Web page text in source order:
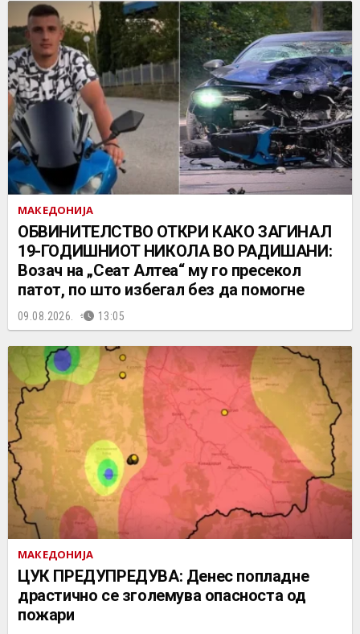
МАКЕДОНИЈА
ОБВИНИТЕЛСТВО ОТКРИ КАКО ЗАГИНАЛ
19-ГОДИШНИОТ НИКОЛА ВО РАДИШАНИ:
Возач на „Сеат Алтеа“ му го пресекол
патот, по што избегал без да помогне
09.08.2026. 13:05
МАКЕДОНИЈА
ЦУК ПРЕДУПРЕДУВА: Денес попладне
драстично се зголемува опасноста од
пожари